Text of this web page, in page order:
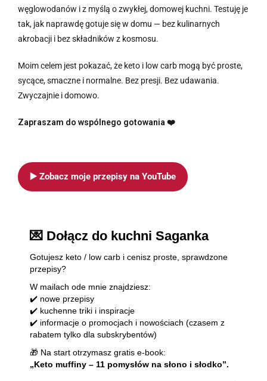
węglowodanów i z myślą o zwykłej, domowej kuchni. Testuję je
tak, jak naprawdę gotuje się w domu — bez kulinarnych
akrobacji i bez składników z kosmosu.
Moim celem jest pokazać, że keto i low carb mogą być proste,
sycące, smaczne i normalne. Bez presji. Bez udawania.
Zwyczajnie i domowo.
Zapraszam do wspólnego gotowania ❤️
▶️ Zobacz moje przepisy na YouTube
💌 Dołącz do kuchni Saganka
Gotujesz keto / low carb i cenisz proste, sprawdzone
przepisy?
W mailach ode mnie znajdziesz:
✔️ nowe przepisy
✔️ kuchenne triki i inspiracje
✔️ informacje o promocjach i nowościach (czasem z
rabatem tylko dla subskrybentów)
🎁 Na start otrzymasz gratis e-book:
„Keto muffiny – 11 pomysłów na słono i słodko”.